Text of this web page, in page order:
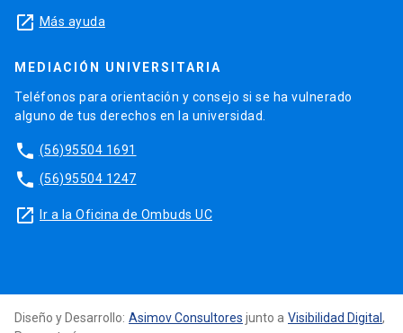
launch Más ayuda
MEDIACIÓN UNIVERSITARIA
Teléfonos para orientación y consejo si se ha vulnerado
alguno de tus derechos en la universidad.
phone (56)95504 1691
phone (56)95504 1247
launch Ir a la Oficina de Ombuds UC
Diseño y Desarrollo: Asimov Consultores junto a Visibilidad Digital ,